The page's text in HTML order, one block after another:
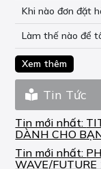
Khi nào đơn đặt
Làm thế nào để
Xem thêm
Tin Tức
Tin mới nhất:
DÀNH CHO
Tin mới nhất:
WAVE/FUTURE